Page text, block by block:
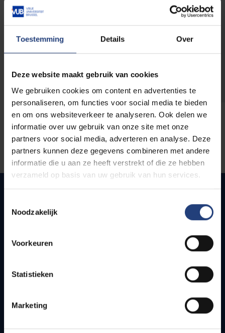
Toestemming Details Over
Deze website maakt gebruik van cookies
We gebruiken cookies om content en advertenties te
personaliseren, om functies voor social media te bieden
en om ons websiteverkeer te analyseren. Ook delen we
informatie over uw gebruik van onze site met onze
partners voor social media, adverteren en analyse. Deze
partners kunnen deze gegevens combineren met andere
informatie die u aan ze heeft verstrekt of die ze hebben
verzameld op basis van uw gebruik van hun services.
Noodzakelijk
Voorkeuren
Statistieken
Marketing
The full URL of the page where you encountered the error.
Quick links
How to get to the VUB campuses